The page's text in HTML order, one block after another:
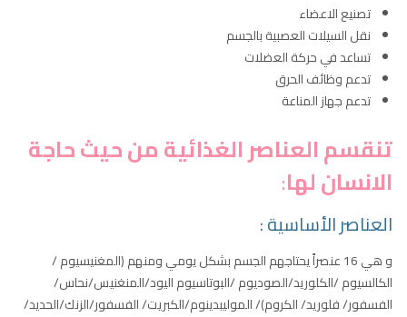
تصنيع الاعضاء
نقل السيلات العصبية بالجسم
تساعد في حركة العضلات
تدعم وظائف الحرق
تدعم جهاز المناعة
تنقسم العناصر الغذائية من حيث حاجة
الانسان لها:
العناصر الأساسية :
و هي 16 عنصراً يحتاجهم الجسم بشكل يومي ومنهم (المغنيسيوم /
الكالسيوم /الكلوريد/الصوديوم /البوتاسيوم اليود/المنغنيس/نحاس/
الفسفور/ فلوريد/ الكروم)/ الموليبدينوم/الكبريت/ الفسفور/الزنك/الحديد/